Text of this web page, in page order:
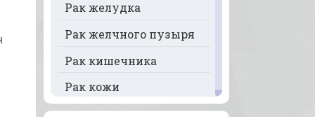
Рак желудка
Рак желчного пузыря
Рак кишечника
Рак кожи
Рак кости